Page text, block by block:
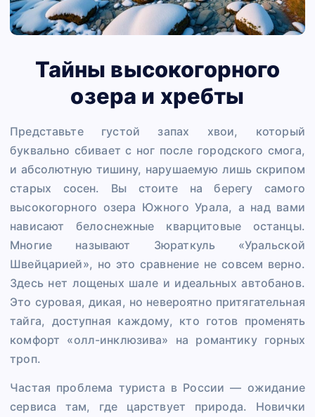
Тайны высокогорного
озера и хребты
Представьте густой запах хвои, который
буквально сбивает с ног после городского смога,
и абсолютную тишину, нарушаемую лишь скрипом
старых сосен. Вы стоите на берегу самого
высокогорного озера Южного Урала, а над вами
нависают белоснежные кварцитовые останцы.
Многие называют Зюраткуль «Уральской
Швейцарией», но это сравнение не совсем верно.
Здесь нет лощеных шале и идеальных автобанов.
Это суровая, дикая, но невероятно притягательная
тайга, доступная каждому, кто готов променять
комфорт «олл-инклюзива» на романтику горных
троп.
Частая проблема туриста в России — ожидание
сервиса там, где царствует природа. Новички